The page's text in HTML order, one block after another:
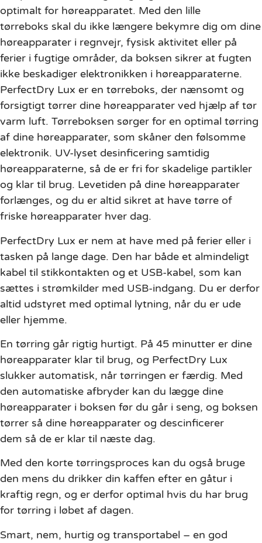
optimalt for høreapparatet. Med den lille
tørreboks skal du ikke længere bekymre dig om dine
høreapparater i regnvejr, fysisk aktivitet eller på
ferier i fugtige områder, da boksen sikrer at fugten
ikke beskadiger elektronikken i høreapparaterne.
PerfectDry Lux er en tørreboks, der nænsomt og
forsigtigt tørrer dine høreapparater ved hjælp af tør
varm luft. Tørreboksen sørger for en optimal tørring
af dine høreapparater, som skåner den følsomme
elektronik. UV-lyset desinficering samtidig
høreapparaterne, så de er fri for skadelige partikler
og klar til brug. Levetiden på dine høreapparater
forlænges, og du er altid sikret at have tørre of
friske høreapparater hver dag.
PerfectDry Lux er nem at have med på ferier eller i
tasken på lange dage. Den har både et almindeligt
kabel til stikkontakten og et USB-kabel, som kan
sættes i strømkilder med USB-indgang. Du er derfor
altid udstyret med optimal lytning, når du er ude
eller hjemme.
En tørring går rigtig hurtigt. På 45 minutter er dine
høreapparater klar til brug, og PerfectDry Lux
slukker automatisk, når tørringen er færdig. Med
den automatiske afbryder kan du lægge dine
høreapparater i boksen før du går i seng, og boksen
tørrer så dine høreapparater og descinficerer
dem så de er klar til næste dag.
Med den korte tørringsproces kan du også bruge
den mens du drikker din kaffen efter en gåtur i
kraftig regn, og er derfor optimal hvis du har brug
for tørring i løbet af dagen.
Smart, nem, hurtig og transportabel – en god